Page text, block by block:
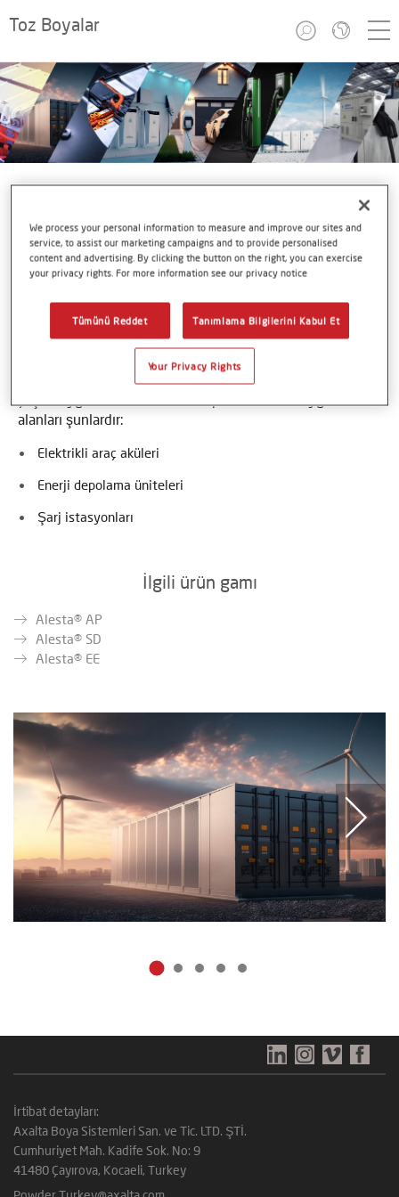
Toz Boyalar
Batarya Çözümleri
Alesta® toz boyalar, dayanıklılıkları, çok yönlülükleri ve
çevresel avantajları nedeniyle batarya çözümlerinde
alanları şunlardır:
Elektrikli araç aküleri
Enerji depolama üniteleri
Şarj istasyonları
İlgili ürün gamı
Alesta® AP
Alesta® SD
Alesta® EE
İrtibat detayları:
Axalta Boya Sistemleri San. ve Tic. LTD. ŞTİ.
Cumhuriyet Mah. Kadife Sok. No: 9
41480 Çayırova, Kocaeli, Turkey
We process your personal information to measure and improve our sites and
service, to assist our marketing campaigns and to provide personalised
content and advertising. By clicking the button on the right, you can exercise
your privacy rights. For more information see our privacy notice
Tümünü Reddet Tanımlama Bilgilerini Kabul Et
Your Privacy Rights